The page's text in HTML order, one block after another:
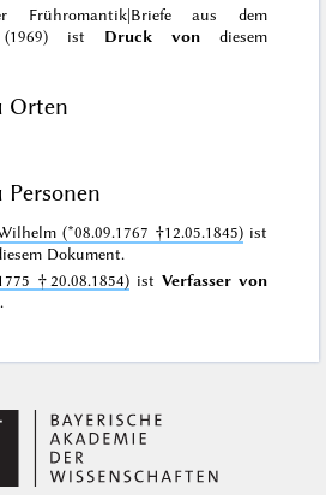
Frühromantik|Briefe aus dem
(1969) ist Druck vondiesem
Orten
Personen
(*08.09.1767 †12.05.1845) ist
Dokument.
†20.08.1854)ist Verfasser von